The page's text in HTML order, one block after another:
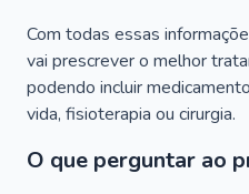
Com todas essas
vai prescrever o melhor
podendo incluir
vida, fisioterapia ou cirurgia.
O que perguntar ao